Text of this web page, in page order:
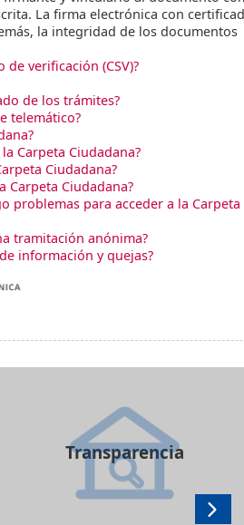
La firma electrónica con
la integridad de los documentos
verificación (CSV)?
de los trámites?
telemático?
Carpeta Ciudadana?
Ciudadana?
Carpeta Ciudadana?
problemas para acceder a la Carpeta
tramitación anónima?
información y quejas?
Transparencia